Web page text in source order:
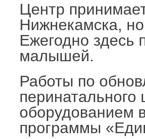
Центр
Нижнекамска,
Ежегодно здесь
малышей.
Работы по
оборудованием
программы